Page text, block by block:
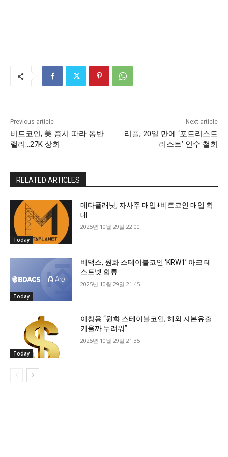
Previous article
비트코인, 美 증시 따라 동반
랠리…27K 상회
Next article
리플, 20일 만에 ‘포트리스트
러스트’ 인수 철회
RELATED ARTICLES
Today
메타플래닛, 자사주 매입+비트코인 매입 확
대
2025년 10월 29일 22:00
Today
비댁스, 원화 스테이블코인 ‘KRW1’ 아크 테
스트넷 합류
2025년 10월 29일 21:45
Today
이창용 “원화 스테이블코인, 해외 자본유출
키울까 두려워”
2025년 10월 29일 21:35